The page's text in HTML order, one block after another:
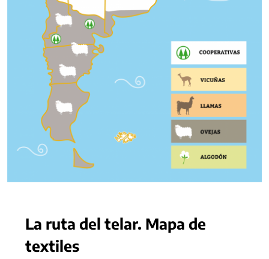
La ruta del telar. Mapa de
textiles